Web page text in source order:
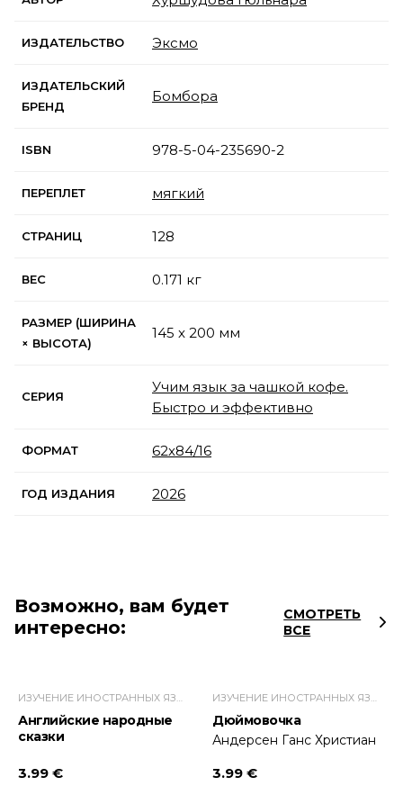
ИЗДАТЕЛЬСТВО Эксмо
ИЗДАТЕЛЬСКИЙ
БРЕНД
Бомбора
ISBN 978-5-04-235690-2
ПЕРЕПЛЕТ мягкий
СТРАНИЦ 128
ВЕС 0.171 кг
РАЗМЕР (ШИРИНА
× ВЫСОТА)
145 x 200 мм
СЕРИЯ
Учим язык за чашкой кофе.
Быстро и эффективно
ФОРМАТ 62x84/16
ГОД ИЗДАНИЯ 2026
Возможно, вам будет
интересно:
СМОТРЕТЬ
ВСЕ
ИЗУЧЕНИЕ ИНОСТРАННЫХ ЯЗЫКОВ
Английские народные
сказки
3.99 €
ИЗУЧЕНИЕ ИНОСТРАННЫХ ЯЗЫКОВ
Дюймовочка
Андерсен Ганс Христиан
3.99 €